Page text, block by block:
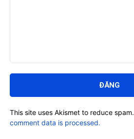
luận:
This site uses Akismet to reduce spam.
comment data is processed.